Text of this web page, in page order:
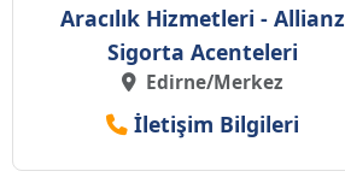
Aracılık Hizmetleri - Allianz
Sigorta Acenteleri
Edirne/Merkez
İletişim Bilgileri